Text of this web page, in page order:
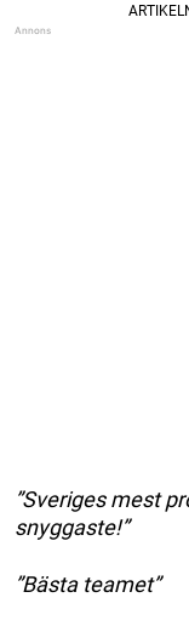
”Sveriges mest
snyggaste!”
”Bästa teamet”